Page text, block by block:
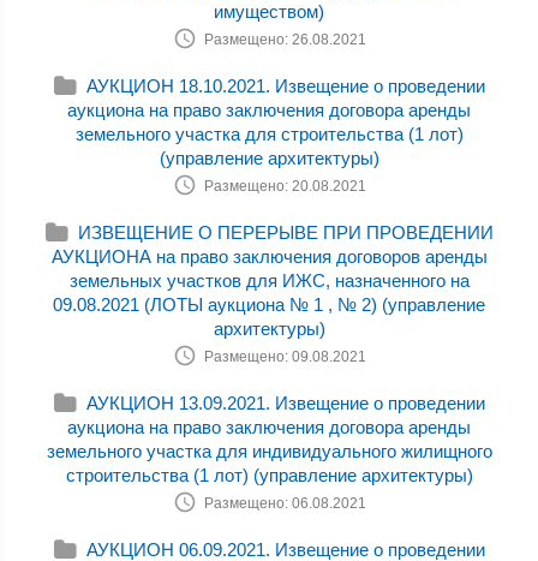
имуществом)
Размещено: 26.08.2021
АУКЦИОН 18.10.2021. Извещение о проведении
аукциона на право заключения договора аренды
земельного участка для строительства (1 лот)
(управление архитектуры)
Размещено: 20.08.2021
ИЗВЕЩЕНИЕ О ПЕРЕРЫВЕ ПРИ ПРОВЕДЕНИИ
АУКЦИОНА на право заключения договоров аренды
земельных участков для ИЖС, назначенного на
09.08.2021 (ЛОТЫ аукциона № 1 , № 2) (управление
архитектуры)
Размещено: 09.08.2021
АУКЦИОН 13.09.2021. Извещение о проведении
аукциона на право заключения договора аренды
земельного участка для индивидуального жилищного
строительства (1 лот) (управление архитектуры)
Размещено: 06.08.2021
АУКЦИОН 06.09.2021. Извещение о проведении